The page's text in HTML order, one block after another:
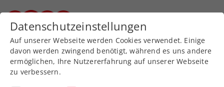
Zurück zur Newsübersicht
Verbands-Info
Datenschutzeinstellungen
Auf unserer Webseite werden Cookies verwendet. Einige
davon werden zwingend benötigt, während es uns andere
ermöglichen, Ihre Nutzererfahrung auf unserer Webseite
zu verbessern.